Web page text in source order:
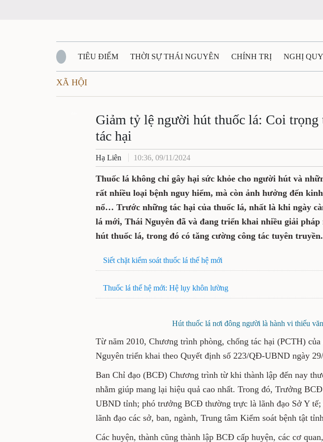
TIÊU ĐIỂM THỜI SỰ THÁI NGUYÊN CHÍNH TRỊ NGHỊ
QUỐC PHÒNG - AN NINH
QUÊ HƯƠNG - ĐẤT NƯỚC QUỐC TẾ TÀI NGUYÊN - MÔI
VĂN BẢN, CHÍNH SÁCH MỚI
XÃ HỘI
Giảm tỷ lệ người hút thuốc lá: Coi trọng
tác hại
Hạ Liên 10:36, 09/11/2024
Thuốc lá không chỉ gây hại sức khỏe cho người hút và
rất nhiều loại bệnh nguy hiểm, mà còn ảnh hưởng đến
nổ… Trước những tác hại của thuốc lá, nhất là khi ngày
lá mới, Thái Nguyên đã và đang triển khai nhiều giải
hút thuốc lá, trong đó có tăng cường công tác tuyên truyền.
Siết chặt kiểm soát thuốc lá thế hệ mới
Thuốc lá thế hệ mới: Hệ lụy khôn lường
Hút thuốc lá nơi đông người là hành vi thiếu
Từ năm 2010, Chương trình phòng, chống tác hại (PCTH)
Nguyên triển khai theo Quyết định số 223/QĐ-UBND ngày
Ban Chỉ đạo (BCĐ) Chương trình từ khi thành lập đến nay
nhằm giúp mang lại hiệu quả cao nhất. Trong đó, Trưởng
UBND tỉnh; phó trưởng BCĐ thường trực là lãnh đạo Sở Y tế;
lãnh đạo các sở, ban, ngành, Trung tâm Kiểm soát bệnh tật
Các huyện, thành cũng thành lập BCĐ cấp huyện, các cơ